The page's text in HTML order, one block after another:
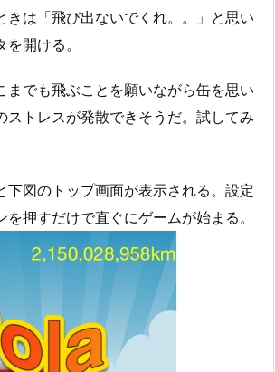
きは「飛び出ないでくれ。。」と思い
開ける。
までも飛ぶことを願いながら缶を思い
ストレスが発散できそうだ。試してみ
下図のトップ画面が表示される。設定
押すだけで直ぐにゲームが始まる。